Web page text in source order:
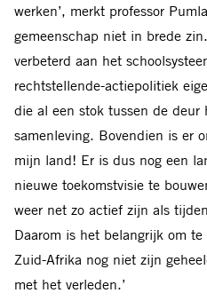
werken’, merkt professor
gemeenschap niet in brede
verbeterd aan het
rechtstellende-actiepolitiek
die al een stok tussen de
samenleving. Bovendien is er
mijn land! Er is dus nog een
nieuwe toekomstvisie te
weer net zo actief zijn als
Daarom is het belangrijk om
Zuid-Afrika nog niet zijn
met het verleden.’